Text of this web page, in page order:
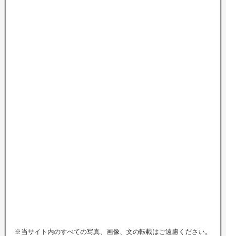
※当サイト内のすべての写真、画像、文の転載はご遠慮ください。